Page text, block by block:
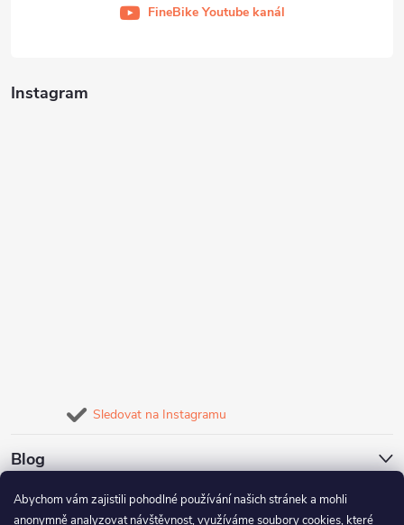
Abychom vám zajistili pohodlné používání našich stránek a mohli
anonymně analyzovat návštěvnost, využíváme soubory cookies, které
Instagram
Sledovat na Instagramu
Blog
Naše služby
FineBike Youtube kanál